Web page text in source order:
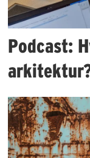
Podcast: